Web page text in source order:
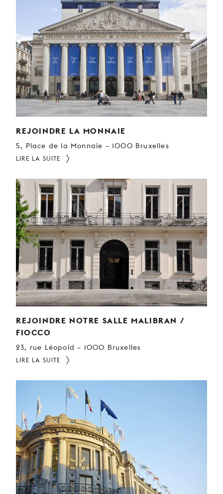
REJOINDRE LA MONNAIE
5, Place de la Monnaie – 1000 Bruxelles
LIRE LA SUITE
REJOINDRE NOTRE SALLE MALIBRAN /
FIOCCO
23, rue Léopold – 1000 Bruxelles
LIRE LA SUITE